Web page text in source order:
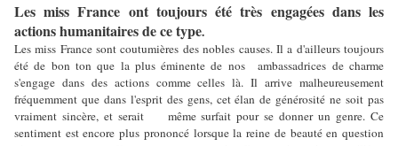
Les miss France ont toujours été très engagées dans les
actions humanitaires de ce type.
Les miss France sont coutumières des nobles causes. Il a d'ailleurs toujours
été de bon ton que la plus éminente de nos ambassadrices de charme
s'engage dans des actions comme celles là. Il arrive malheureusement
fréquemment que dans l'esprit des gens, cet élan de générosité ne soit pas
vraiment sincère, et serait même surfait pour se donner un genre. Ce
sentiment est encore plus prononcé lorsque la reine de beauté en question